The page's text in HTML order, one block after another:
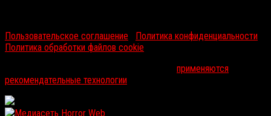
Пользовательское соглашение
Политика конфиденциальности
Политика обработки файлов cookie
применяются
рекомендательные технологии